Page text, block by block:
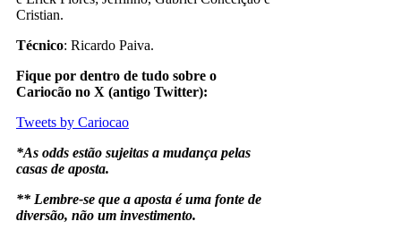
Cristian.
Técnico: Ricardo Paiva.
Fique por dentro de tudo sobre o
Cariocão no X (antigo Twitter):
Tweets by Cariocao
*As odds estão sujeitas a mudança pelas
casas de aposta.
** Lembre-se que a aposta é uma fonte de
diversão, não um investimento.